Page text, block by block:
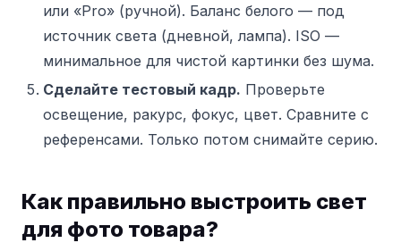
или «Pro» (ручной). Баланс белого — под
источник света (дневной, лампа). ISO —
минимальное для чистой картинки без шума.
Сделайте тестовый кадр. Проверьте
освещение, ракурс, фокус, цвет. Сравните с
референсами. Только потом снимайте серию.
Как правильно выстроить свет
для фото товара?